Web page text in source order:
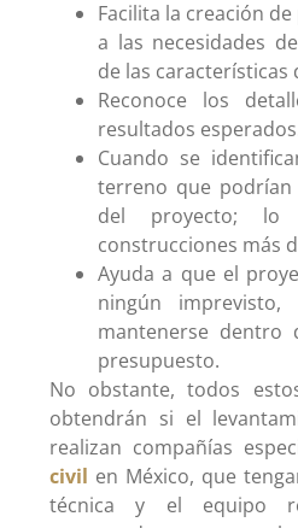
Facilita la creación
a las necesidades
de las características
Reconoce los
resultados
Cuando se
terreno que
del proyecto; lo
construcciones más
Ayuda a que el
ningún
mantenerse dentro
presupuesto.
No obstante, todos
obtendrán si el
realizan compañías
civil en México, que
técnica y el equipo